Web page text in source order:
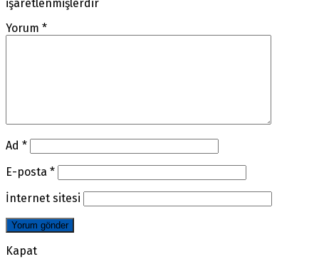
işaretlenmişlerdir
Yorum *
Ad *
E-posta *
İnternet sitesi
Kapat